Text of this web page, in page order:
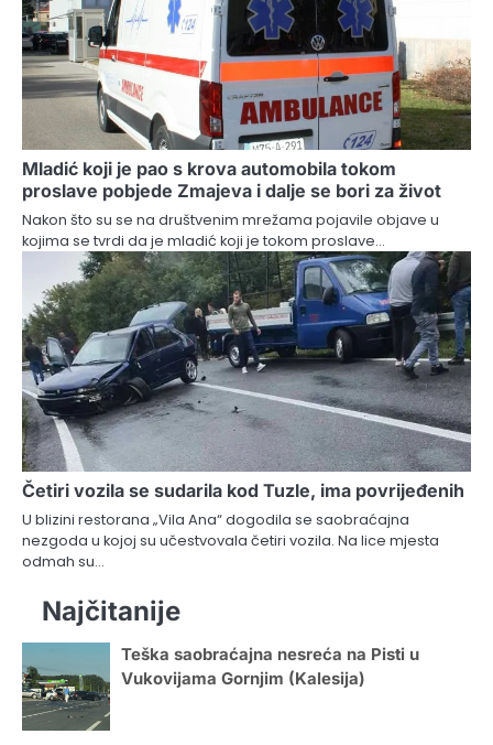
Mladić koji je pao s krova automobila tokom
proslave pobjede Zmajeva i dalje se bori za život
Nakon što su se na društvenim mrežama pojavile objave u
kojima se tvrdi da je mladić koji je tokom proslave…
Četiri vozila se sudarila kod Tuzle, ima povrijeđenih
U blizini restorana „Vila Ana“ dogodila se saobraćajna
nezgoda u kojoj su učestvovala četiri vozila. Na lice mjesta
odmah su…
Najčitanije
Teška saobraćajna nesreća na Pisti u
Vukovijama Gornjim (Kalesija)